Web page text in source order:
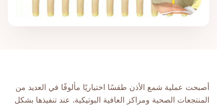
أصبحت عملية شمع الأذن طقسًا اختياريًا مألوفًا في العديد من
المنتجعات الصحية ومراكز العافية البوتيكية. عند تنفيذها بشكل